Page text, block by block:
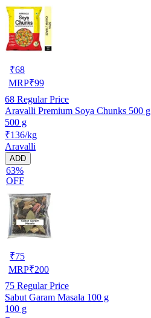
₹68
MRP₹99
68 Regular Price
Aravalli Premium Soya Chunks 500 g
500 g
₹136/kg
Aravalli
ADD
63%
OFF
₹75
MRP₹200
75 Regular Price
Sabut Garam Masala 100 g
100 g